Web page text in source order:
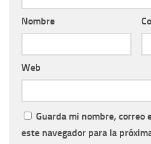
Nombre
Web
Guarda mi nombre, correo
este navegador para la